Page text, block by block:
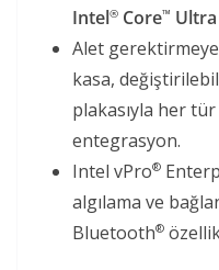
Intel® Core™
Alet
kasa,
plakasıyla her tür
entegrasyon.
Intel vPro®
algılama ve
Bluetooth®